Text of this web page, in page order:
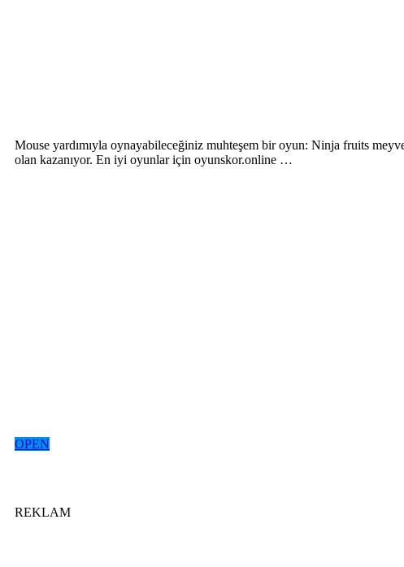
Mouse yardımıyla oynayabileceğiniz muhteşem bir oyun: Ninja fruits
olan kazanıyor. En iyi oyunlar için oyunskor.online …
OPEN
REKLAM